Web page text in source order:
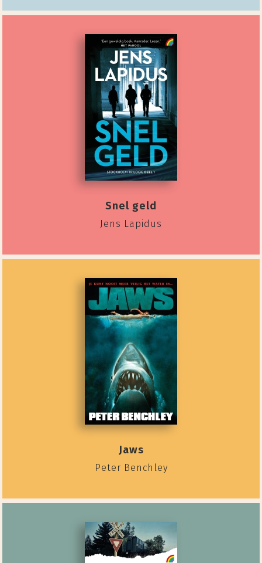
Snel geld
Jens Lapidus
Jaws
Peter Benchley